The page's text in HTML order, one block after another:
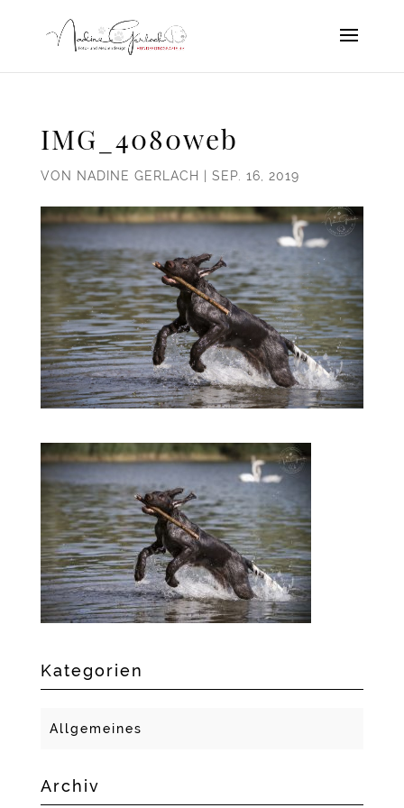
IMG_4080web
VON NADINE GERLACH SEP. 16, 2019
Kategorien
Allgemeines
Archiv